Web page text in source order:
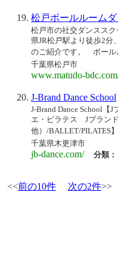
松戸ボールルーム
松戸市の社交ダンスス
県JR松戸駅より徒歩2分
のご紹介です。 ボール
千葉県松戸市
www.matudo-
J-Brand Dance School
J-Brand Dance School
エ・ピラテス Jブラン
他）/BALLET/PILATES
千葉県木更津市
jb-dance.com/ 分類：
<<前の10件 次の2件>>